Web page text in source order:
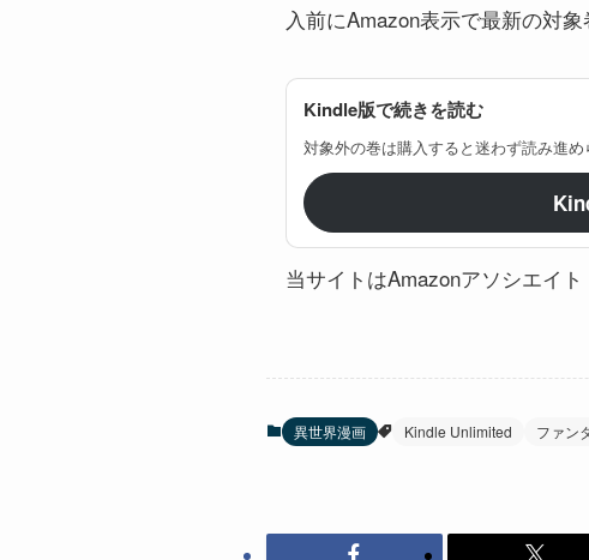
入前にAmazon表示で最新の対象
Kindle版で続きを読む
対象外の巻は購入すると迷わず読み進め
当サイトはAmazonアソシエイ
異世界漫画 Kindle Unlimited ファン